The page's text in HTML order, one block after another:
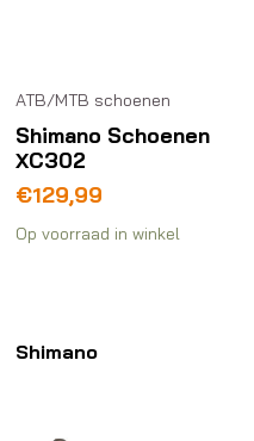
ATB/MTB schoenen
Shimano Schoenen
XC302
€129,99
Op voorraad in winkel
Shimano